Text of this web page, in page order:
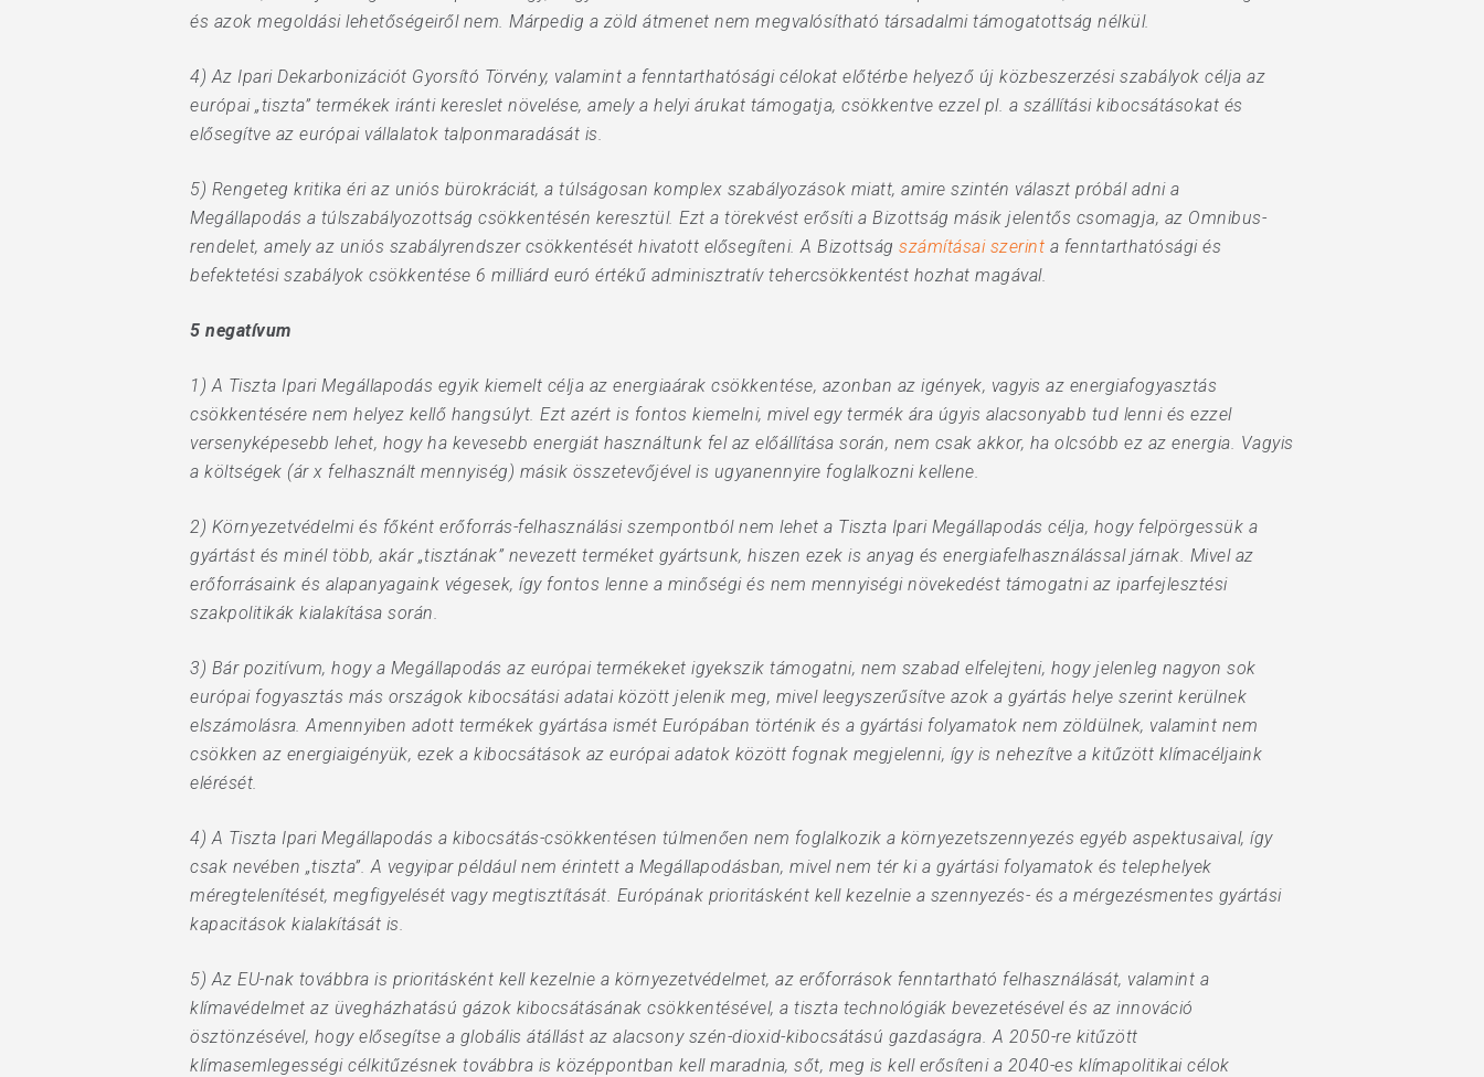
és azok megoldási lehetőségeiről nem. Márpedig a zöld átmenet nem megvalósítható társadalmi támogatottság nélkül.
4) Az Ipari Dekarbonizációt Gyorsító Törvény, valamint a fenntarthatósági célokat előtérbe helyező új közbeszerzési szabályok célja az
európai „tiszta” termékek iránti kereslet növelése, amely a helyi árukat támogatja, csökkentve ezzel pl. a szállítási kibocsátásokat és
elősegítve az európai vállalatok talponmaradását is.
5) Rengeteg kritika éri az uniós bürokráciát, a túlságosan komplex szabályozások miatt, amire szintén választ próbál adni a
Megállapodás a túlszabályozottság csökkentésén keresztül. Ezt a törekvést erősíti a Bizottság másik jelentős csomagja, az Omnibus-
rendelet, amely az uniós szabályrendszer csökkentését hivatott elősegíteni. A Bizottság számításai szerint a fenntarthatósági és
befektetési szabályok csökkentése 6 milliárd euró értékű adminisztratív tehercsökkentést hozhat magával.
5 negatívum
1) A Tiszta Ipari Megállapodás egyik kiemelt célja az energiaárak csökkentése, azonban az igények, vagyis az energiafogyasztás
csökkentésére nem helyez kellő hangsúlyt. Ezt azért is fontos kiemelni, mivel egy termék ára úgyis alacsonyabb tud lenni és ezzel
versenyképesebb lehet, hogy ha kevesebb energiát használtunk fel az előállítása során, nem csak akkor, ha olcsóbb ez az energia. Vagyis
a költségek (ár x felhasznált mennyiség) másik összetevőjével is ugyanennyire foglalkozni kellene.
2) Környezetvédelmi és főként erőforrás-felhasználási szempontból nem lehet a Tiszta Ipari Megállapodás célja, hogy felpörgessük a
gyártást és minél több, akár „tisztának” nevezett terméket gyártsunk, hiszen ezek is anyag és energiafelhasználással járnak. Mivel az
erőforrásaink és alapanyagaink végesek, így fontos lenne a minőségi és nem mennyiségi növekedést támogatni az iparfejlesztési
szakpolitikák kialakítása során.
3) Bár pozitívum, hogy a Megállapodás az európai termékeket igyekszik támogatni, nem szabad elfelejteni, hogy jelenleg nagyon sok
európai fogyasztás más országok kibocsátási adatai között jelenik meg, mivel leegyszerűsítve azok a gyártás helye szerint kerülnek
elszámolásra. Amennyiben adott termékek gyártása ismét Európában történik és a gyártási folyamatok nem zöldülnek, valamint nem
csökken az energiaigényük, ezek a kibocsátások az európai adatok között fognak megjelenni, így is nehezítve a kitűzött klímacéljaink
elérését.
4) A Tiszta Ipari Megállapodás a kibocsátás-csökkentésen túlmenően nem foglalkozik a környezetszennyezés egyéb aspektusaival, így
csak nevében „tiszta”. A vegyipar például nem érintett a Megállapodásban, mivel nem tér ki a gyártási folyamatok és telephelyek
méregtelenítését, megfigyelését vagy megtisztítását. Európának prioritásként kell kezelnie a szennyezés- és a mérgezésmentes gyártási
kapacitások kialakítását is.
5) Az EU-nak továbbra is prioritásként kell kezelnie a környezetvédelmet, az erőforrások fenntartható felhasználását, valamint a
klímavédelmet az üvegházhatású gázok kibocsátásának csökkentésével, a tiszta technológiák bevezetésével és az innováció
ösztönzésével, hogy elősegítse a globális átállást az alacsony szén-dioxid-kibocsátású gazdaságra. A 2050-re kitűzött
klímasemlegességi célkitűzésnek továbbra is középpontban kell maradnia, sőt, meg is kell erősíteni a 2040-es klímapolitikai célok